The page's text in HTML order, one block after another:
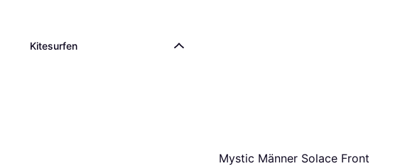
Kitesurfen
Mystic Männer Solace Front